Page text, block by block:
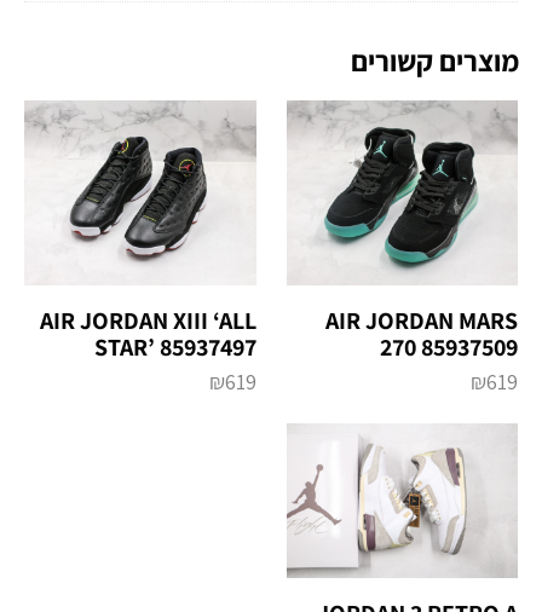
מוצרים קשורים
AIR JORDAN MARS
270 85937509
₪619
AIR JORDAN XIII ‘ALL
STAR’ 85937497
₪619